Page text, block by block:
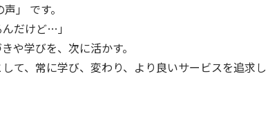
」 です。
だけど…」
や学びを、次に活かす。
て、常に学び、変わり、より良いサービスを追求し